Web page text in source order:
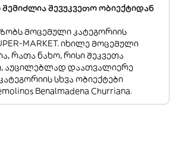
შევუკვეთო ობიექტიდან
მოცემული კატეგორიის
MARKET. იხილე მოცემული
რათა ნახო, რისი შეკვეთა
აუცილებლად დაათვალიერე
კატეგორიის სხვა ობიექტები
Benalmadena Churriana.